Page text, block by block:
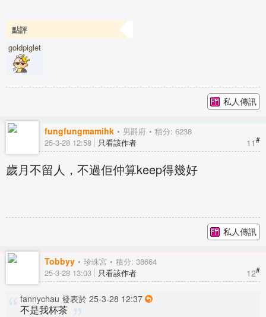
點評
goldpiglet
私人傳訊
fungfungmamihk 男爵府 積分: 6238
11#
25-3-28 12:58 只看該作者
歲月不留人，不過佢仲算keep得幾好
私人傳訊
Tobbyy 珍珠宮 積分: 38664
12#
25-3-28 13:03 只看該作者
fannychau 發表於 25-3-28 12:37
不是我杯茶